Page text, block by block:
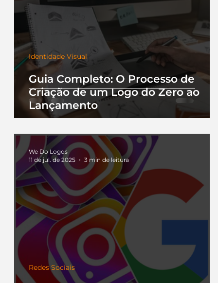
Guia Completo: O Processo de
Criação de um Logo do Zero ao
Lançamento
Identidade Visual
Redes Sociais
We Do Logos
11 de jul. de 2025
3 min de leitura